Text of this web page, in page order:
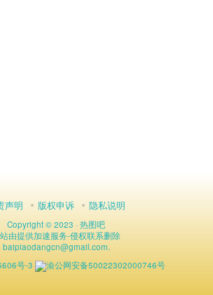
声明 版权申诉 隐私说明
Copyright © 2023 ·热图吧
由提供加速服务-侵权联系删除
baipiaodangcn@gmail.com.
号-3
渝公网安备50022302000746号